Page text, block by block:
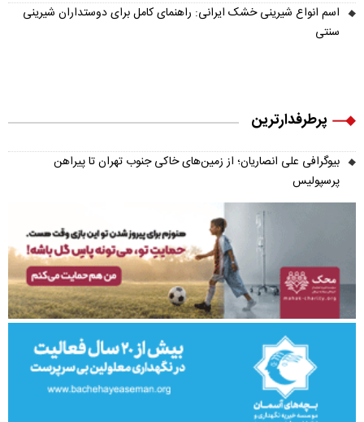
اسم انواع شیرینی خشک ایرانی: راهنمای کامل برای دوستداران شیرینی
سنتی
پرطرفدارترین
بیوگرافی علی انصاریان؛ از زمین‌های خاکی جنوب تهران تا پیراهن
پرسپولیس